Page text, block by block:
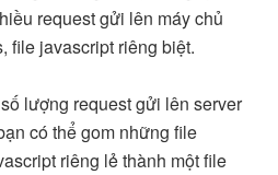
request gửi lên máy chủ
file javascript riêng biệt.
lượng request gửi lên server
có thể gom những file
riêng lẻ thành một file